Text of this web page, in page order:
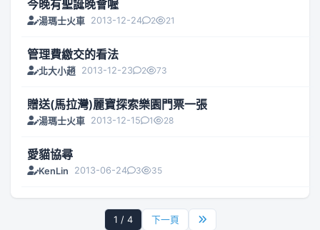
今晚有聖誕晚會喔
湯瑪士火車 2013-12-24 2 21
管理費繳交的看法
北大小趙 2013-12-23 2 73
贈送(馬拉灣)麗寶探索樂園門票一張
湯瑪士火車 2013-12-15 1 28
愛貓協尋
KenLin 2013-06-24 3 35
1 / 4 下一頁